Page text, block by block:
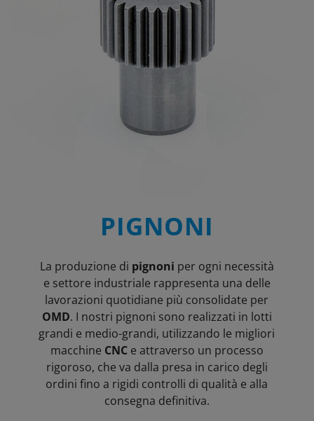
PIGNONI
La produzione di pignoni per ogni necessità
e settore industriale rappresenta una delle
lavorazioni quotidiane più consolidate per
OMD. I nostri pignoni sono realizzati in lotti
grandi e medio-grandi, utilizzando le migliori
macchine CNCe attraverso un processo
rigoroso, che va dalla presa in carico degli
ordini fino a rigidi controlli di qualità e alla
consegna definitiva.